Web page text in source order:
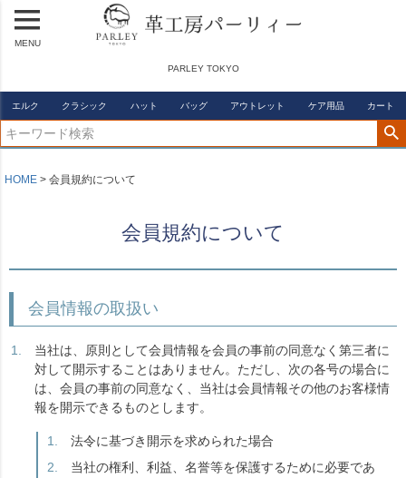
PARLEY TOKYO
MENU
エルク クラシック ハット バッグ アウトレット ケア用品 カート
HOME 会員規約について
会員規約について
会員情報の取扱い
当社は、原則として会員情報を会員の事前の同意なく第三者に
対して開示することはありません。ただし、次の各号の場合に
は、会員の事前の同意なく、当社は会員情報その他のお客様情
報を開示できるものとします。
法令に基づき開示を求められた場合
当社の権利、利益、名誉等を保護するために必要であ